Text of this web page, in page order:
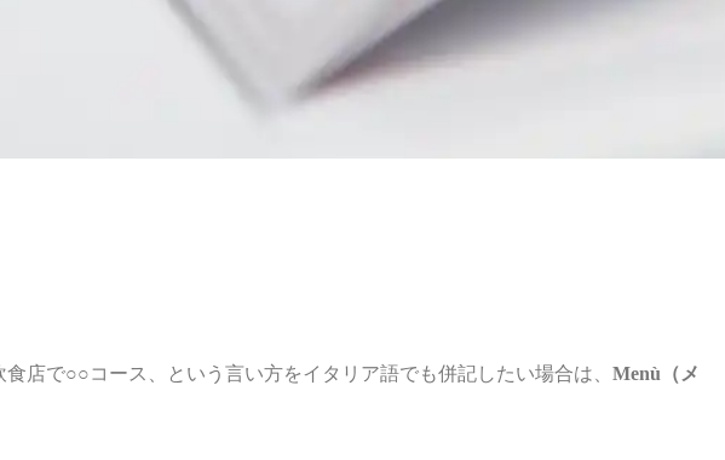
店で○○コース、という言い方をイタリア語でも併記したい場合は、 Menù（メ